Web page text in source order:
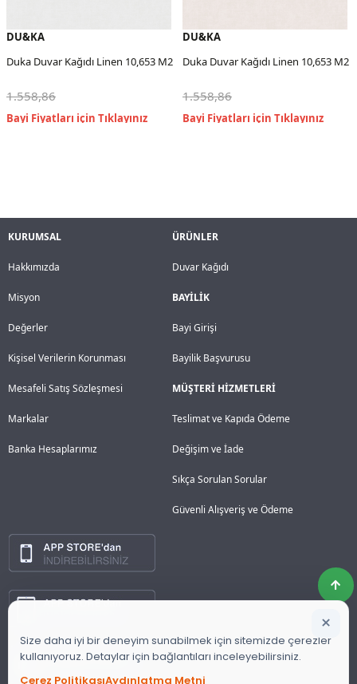
DU&KA
Duka Duvar Kağıdı Linen 10,653 M2
1.558,86
DU&KA
Duka Duvar Kağıdı Linen 10,653 M2
1.558,86
KURUMSAL
Hakkımızda
Misyon
Değerler
Kişisel Verilerin Korunması
Mesafeli Satış Sözleşmesi
Markalar
Banka Hesaplarımız
ÜRÜNLER
Duvar Kağıdı
BAYİLİK
Bayi Girişi
Bayilik Başvurusu
MÜŞTERİ HİZMETLERİ
Teslimat ve Kapıda Ödeme
Değişim ve İade
Sıkça Sorulan Sorular
Güvenli Alışveriş ve Ödeme
Size daha iyi bir deneyim sunabilmek için sitemizde çerezler
kullanıyoruz. Detaylar için bağlantıları inceleyebilirsiniz.
Çerez PolitikasıAydınlatma Metni
×